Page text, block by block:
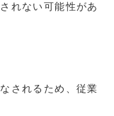
れない可能性があ
されるため、従業